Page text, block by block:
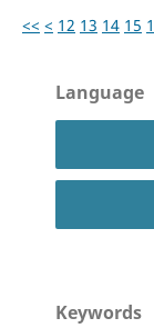
<< < 12 13 14 15
Language
Keywords